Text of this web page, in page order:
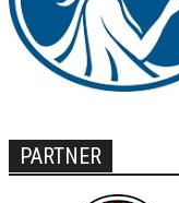
PARTNER